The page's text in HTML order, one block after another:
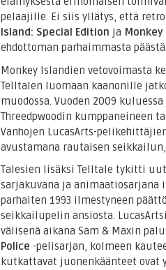
pelaajille. Ei siis yllätys, että
Island: Special Edition ja Monkey
ehdottoman parhaimmasta päästä.
Monkey Islandien vetovoimasta
Telltalen luomaan kaanonille
muodossa. Vuoden 2009
Threedpwoodin kumppaneineen
Vanhojen LucasArts-
avustamana rautaisen
Talesien lisäksi Telltale tykitti
sarjakuvana ja animaatiosarjana
parhaiten 1993 ilmestyneen
seikkailupelin ansiosta.
välisenä aikana Sam & Maxin
Police -pelisarjan, kolmeen
kutkattavat juonenkäänteet ovat